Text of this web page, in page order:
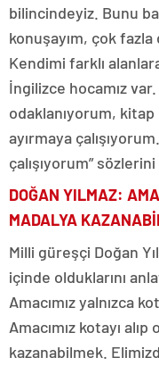
bilincindeyiz. Bunu
konuşayım, çok fazla
Kendimi farklı
İngilizce hocamız
odaklanıyorum,
ayırmaya
çalışıyorum”
DOĞAN YILMAZ:
MADALYA
Milli güreşçi Doğan
içinde olduklarını
Amacımız yalnızca
Amacımız kotayı
kazanabilmek.